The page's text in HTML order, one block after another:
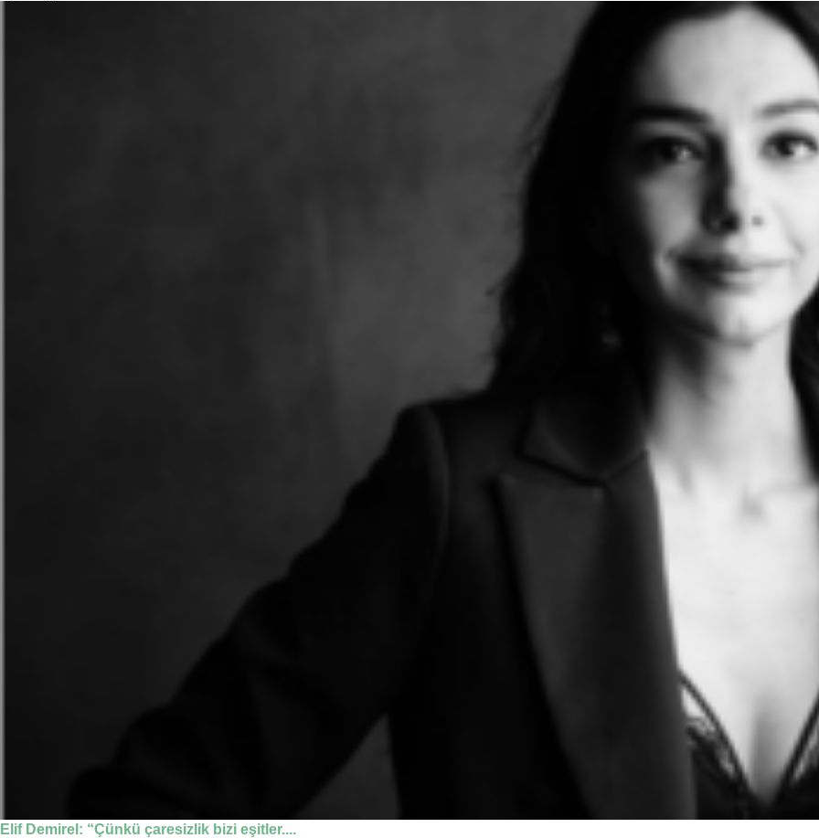
Elif Demirel: “Çünkü çaresizlik bizi eşitler....